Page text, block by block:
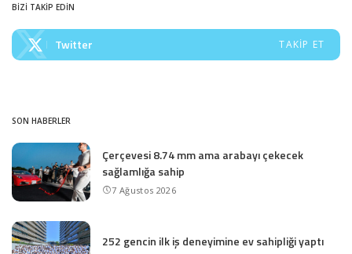
BİZİ TAKİP EDİN
Twitter TAKIP ET
SON HABERLER
Çerçevesi 8.74 mm ama arabayı çekecek
sağlamlığa sahip
7 Ağustos 2026
252 gencin ilk iş deneyimine ev sahipliği yaptı